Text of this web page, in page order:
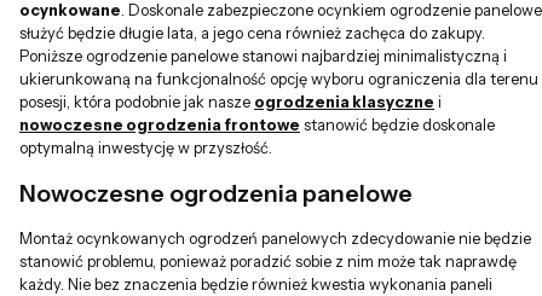
ocynkowane . Doskonale zabezpieczone ocynkiem ogrodzenie panelowe
służyć będzie długie lata, a jego cena również zachęca do zakupy.
Poniższe ogrodzenie panelowe stanowi najbardziej minimalistyczną i
ukierunkowaną na funkcjonalność opcję wyboru ograniczenia dla terenu
posesji, która podobnie jak nasze ogrodzenia klasyczne i
nowoczesne ogrodzenia frontowe stanowić będzie doskonale
optymalną inwestycję w przyszłość.
Nowoczesne ogrodzenia panelowe
Montaż ocynkowanych ogrodzeń panelowych zdecydowanie nie będzie
stanowić problemu, ponieważ poradzić sobie z nim może tak naprawdę
każdy. Nie bez znaczenia będzie również kwestia wykonania paneli